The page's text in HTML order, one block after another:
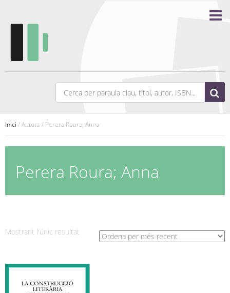
Inici / Autors / Perera Roura; Anna
Perera Roura; Anna
Mostrant l'únic resultat